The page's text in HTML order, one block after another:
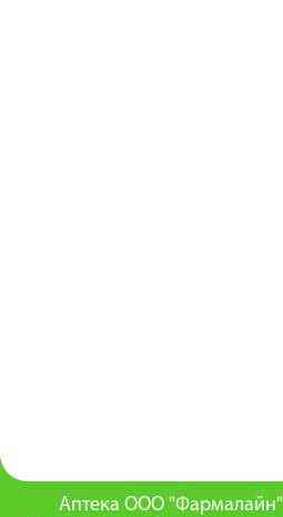
Аптека ООО "Фармалайн"